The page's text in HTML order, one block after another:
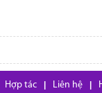
Hợp tác Liên hệ